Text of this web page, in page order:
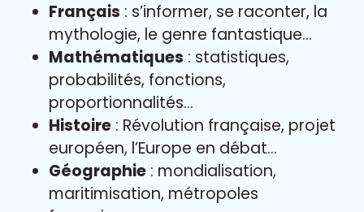
Français : s’informer, se raconter, la
mythologie, le genre fantastique…
Mathématiques : statistiques,
probabilités, fonctions,
proportionnalités…
Histoire : Révolution française, projet
européen, l’Europe en débat…
Géographie : mondialisation,
maritimisation, métropoles